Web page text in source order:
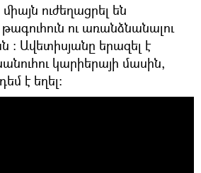
ուժեղացրել են
ու առանձնանալու
։ Ավետիսյանը երազել է
կարիերայի մասին,
է եղել։